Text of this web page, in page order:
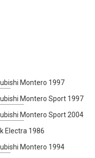
Montero 1997
Montero Sport 1997
Montero Sport 2004
Electra 1986
Montero 1994